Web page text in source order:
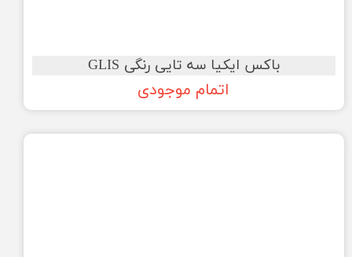
باکس ایکیا سه تایی رنگی GLIS
اتمام موجودی